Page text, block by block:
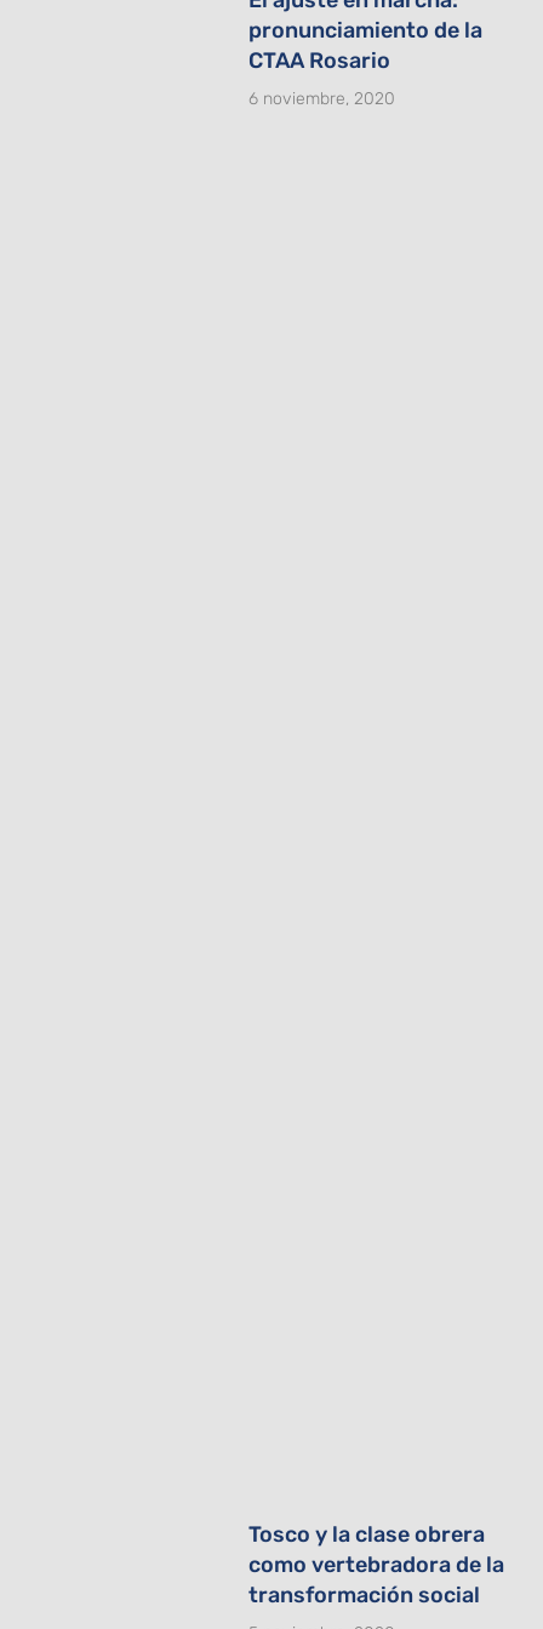
pronunciamiento de la
CTAA Rosario
6 noviembre, 2020
Tosco y la clase obrera
como vertebradora de la
transformación social